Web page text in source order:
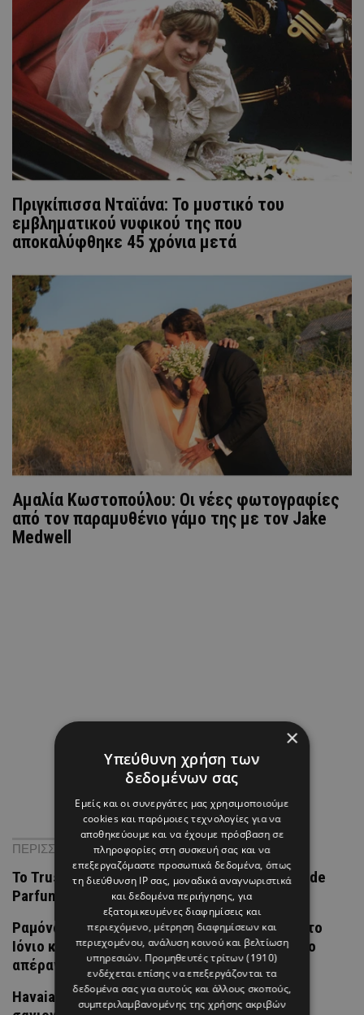
Πριγκίπισσα Νταϊάνα: Το μυστικό του
εμβληματικού νυφικού της που
αποκαλύφθηκε 45 χρόνια μετά
Αμαλία Κωστοπούλου: Οι νέες φωτογραφίες
από τον παραμυθένιο γάμο της με τον Jake
Medwell
ΠΕΡΙΣΣΟΤΕΡΑ ΝΕΑ
Το Trussardi Elegantly Cool είναι ένα νέο Eau de
Parfum Lumineuse
Ραμόνα & Τορναρίτης: Οι «καρτ ποστάλ» από το
Ιόνιο και το τρυφερό στιγμιότυπο με φόντο το
απέραντο γαλάζιο
Havaianas με kitten heel: Η πιο απρόσμενη
×
Υπεύθυνη χρήση των
δεδομένων σας
Εμείς και οι συνεργάτες μας χρησιμοποιούμε
cookies και παρόμοιες τεχνολογίες για να
αποθηκεύουμε και να έχουμε πρόσβαση σε
πληροφορίες στη συσκευή σας και να
επεξεργαζόμαστε προσωπικά δεδομένα, όπως
τη διεύθυνση IP σας, μοναδικά αναγνωριστικά
και δεδομένα περιήγησης, για
εξατομικευμένες διαφημίσεις και
περιεχόμενο, μέτρηση διαφημίσεων και
περιεχομένου, ανάλυση κοινού και βελτίωση
υπηρεσιών. Προμηθευτές τρίτων (1910)
ενδέχεται επίσης να επεξεργάζονται τα
δεδομένα σας για αυτούς και άλλους σκοπούς,
συμπεριλαμβανομένης της χρήσης ακριβών